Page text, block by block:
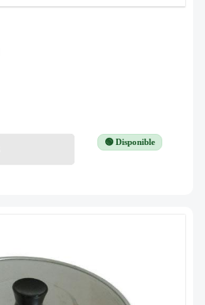
🟢 Disponible